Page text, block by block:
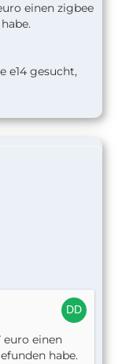
einen zigbee
e14 gesucht,
euro einen
habe.